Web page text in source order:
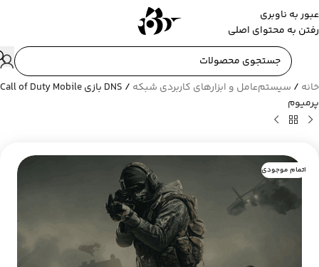
عبور به ناوبری
رفتن به محتوای اصلی
خانه / سیستم‌عامل و ابزارهای کاربردی شبکه /
DNS بازی Call of Duty Mobile
پرمیوم
اتمام موجودی